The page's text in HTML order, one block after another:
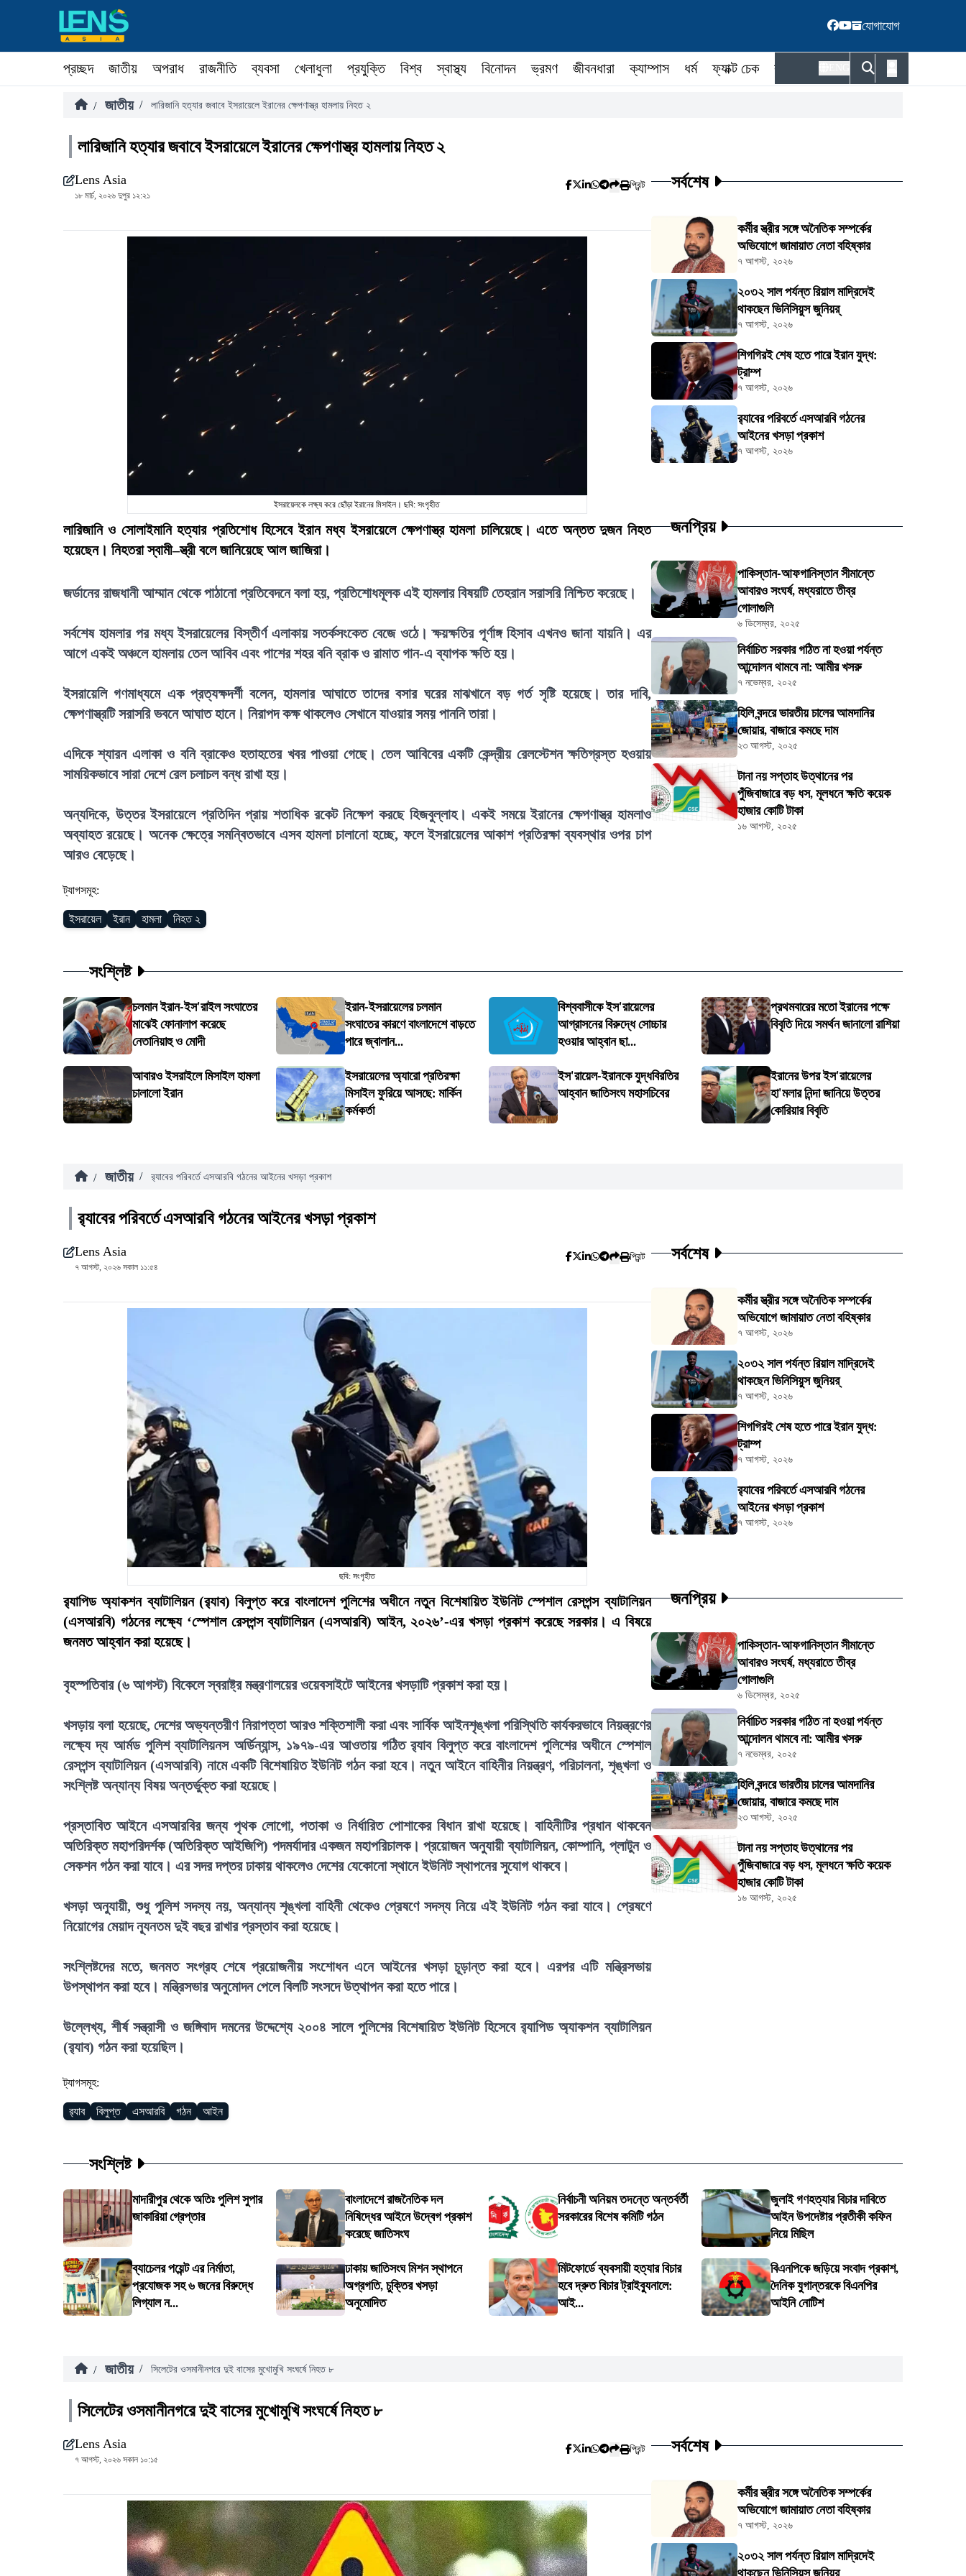
যোগাযোগ
প্রচ্ছদ জাতীয় অপরাধ রাজনীতি ব্যবসা খেলাধুলা প্রযুক্তি বিশ্ব স্বাস্থ্য বিনোদন ভ্রমণ জীবনধারা ক্যাম্পাস ধর্ম ফ্যাক্ট চেক কর্মকর্তা
/ জাতীয় / লারিজানি হত্যার জবাবে ইসরায়েলে ইরানের ক্ষেপণাস্ত্র হামলায় নিহত ২
লারিজানি হত্যার জবাবে ইসরায়েলে ইরানের ক্ষেপণাস্ত্র হামলায় নিহত ২
Lens Asia
১৮ মার্চ, ২০২৬ দুপুর ১২:২১
প্রিন্ট
ইসরায়েলকে লক্ষ্য করে ছোঁড়া ইরানের মিসাইল। ছবি: সংগৃহীত
লারিজানি ও সোলাইমানি হত্যার প্রতিশোধ হিসেবে ইরান মধ্য ইসরায়েলে ক্ষেপণাস্ত্র হামলা চালিয়েছে। এতে অন্তত দুজন নিহত
হয়েছেন। নিহতরা স্বামী–স্ত্রী বলে জানিয়েছে আল জাজিরা।
জর্ডানের রাজধানী আম্মান থেকে পাঠানো প্রতিবেদনে বলা হয়, প্রতিশোধমূলক এই হামলার বিষয়টি তেহরান সরাসরি নিশ্চিত করেছে।
সর্বশেষ হামলার পর মধ্য ইসরায়েলের বিস্তীর্ণ এলাকায় সতর্কসংকেত বেজে ওঠে। ক্ষয়ক্ষতির পূর্ণাঙ্গ হিসাব এখনও জানা যায়নি। এর
আগে একই অঞ্চলে হামলায় তেল আবিব এবং পাশের শহর বনি ব্রাক ও রামাত গান-এ ব্যাপক ক্ষতি হয়।
ইসরায়েলি গণমাধ্যমে এক প্রত্যক্ষদর্শী বলেন, হামলার আঘাতে তাদের বসার ঘরের মাঝখানে বড় গর্ত সৃষ্টি হয়েছে। তার দাবি,
ক্ষেপণাস্ত্রটি সরাসরি ভবনে আঘাত হানে। নিরাপদ কক্ষ থাকলেও সেখানে যাওয়ার সময় পাননি তারা।
এদিকে শ্যারন এলাকা ও বনি ব্রাকেও হতাহতের খবর পাওয়া গেছে। তেল আবিবের একটি কেন্দ্রীয় রেলস্টেশন ক্ষতিগ্রস্ত হওয়ায়
সাময়িকভাবে সারা দেশে রেল চলাচল বন্ধ রাখা হয়।
অন্যদিকে, উত্তর ইসরায়েলে প্রতিদিন প্রায় শতাধিক রকেট নিক্ষেপ করছে হিজবুল্লাহ। একই সময়ে ইরানের ক্ষেপণাস্ত্র হামলাও
অব্যাহত রয়েছে। অনেক ক্ষেত্রে সমন্বিতভাবে এসব হামলা চালানো হচ্ছে, ফলে ইসরায়েলের আকাশ প্রতিরক্ষা ব্যবস্থার ওপর চাপ
আরও বেড়েছে।
ট্যাগসমূহ:
ইসরায়েল ইরান হামলা নিহত ২
সর্বশেষ
কর্মীর স্ত্রীর সঙ্গে অনৈতিক সম্পর্কের
অভিযোগে জামায়াত নেতা বহিষ্কার
৭ আগস্ট, ২০২৬
২০৩২ সাল পর্যন্ত রিয়াল মাদ্রিদেই
থাকছেন ভিনিসিয়ুস জুনিয়র্
৭ আগস্ট, ২০২৬
শিগগিরই শেষ হতে পারে ইরান যুদ্ধ:
ট্রাম্প
৭ আগস্ট, ২০২৬
র‍্যাবের পরিবর্তে এসআরবি গঠনের
আইনের খসড়া প্রকাশ
৭ আগস্ট, ২০২৬
জনপ্রিয়
পাকিস্তান-আফগানিস্তান সীমান্তে
আবারও সংঘর্ষ, মধ্যরাতে তীব্র
গোলাগুলি
৬ ডিসেম্বর, ২০২৫
নির্বাচিত সরকার গঠিত না হওয়া পর্যন্ত
আন্দোলন থামবে না: আমীর খসরু
৭ নভেম্বর, ২০২৫
হিলি বন্দরে ভারতীয় চালের আমদানির
জোয়ার, বাজারে কমছে দাম
২৩ আগস্ট, ২০২৫
টানা নয় সপ্তাহ উত্থানের পর
পুঁজিবাজারে বড় ধস, মূলধনে ক্ষতি কয়েক
হাজার কোটি টাকা
১৬ আগস্ট, ২০২৫
সংশ্লিষ্ট
চলমান ইরান-ইস'রাইল সংঘাতের
মাঝেই ফোনালাপ করেছে
নেতানিয়াহু ও মোদী
ইরান-ইসরায়েলের চলমান
সংঘাতের কারণে বাংলাদেশে বাড়তে
পারে জ্বালান...
বিশ্ববাসীকে ইস'রায়েলের
আগ্রাসনের বিরুদ্ধে সোচ্চার
হওয়ার আহ্বান ছা...
প্রথমবারের মতো ইরানের পক্ষে
বিবৃতি দিয়ে সমর্থন জানালো রাশিয়া
আবারও ইসরাইলে মিসাইল হামলা
চালালো ইরান
ইসরায়েলের অ্যারো প্রতিরক্ষা
মিসাইল ফুরিয়ে আসছে: মার্কিন
কর্মকর্তা
ইস'রায়েল-ইরানকে যুদ্ধবিরতির
আহ্বান জাতিসংঘ মহাসচিবের
ইরানের উপর ইস'রায়েলের
হা'মলার নিন্দা জানিয়ে উত্তর
কোরিয়ার বিবৃতি
/ জাতীয় / র‍্যাবের পরিবর্তে এসআরবি গঠনের আইনের খসড়া প্রকাশ
র‍্যাবের পরিবর্তে এসআরবি গঠনের আইনের খসড়া প্রকাশ
Lens Asia
৭ আগস্ট, ২০২৬ সকাল ১১:৫৪
প্রিন্ট
ছবি: সংগৃহীত
র‍্যাপিড অ্যাকশন ব্যাটালিয়ন (র‍্যাব) বিলুপ্ত করে বাংলাদেশ পুলিশের অধীনে নতুন বিশেষায়িত ইউনিট স্পেশাল রেসপন্স ব্যাটালিয়ন
(এসআরবি) গঠনের লক্ষ্যে ‘স্পেশাল রেসপন্স ব্যাটালিয়ন (এসআরবি) আইন, ২০২৬’-এর খসড়া প্রকাশ করেছে সরকার। এ বিষয়ে
জনমত আহ্বান করা হয়েছে।
বৃহস্পতিবার (৬ আগস্ট) বিকেলে স্বরাষ্ট্র মন্ত্রণালয়ের ওয়েবসাইটে আইনের খসড়াটি প্রকাশ করা হয়।
খসড়ায় বলা হয়েছে, দেশের অভ্যন্তরীণ নিরাপত্তা আরও শক্তিশালী করা এবং সার্বিক আইনশৃঙ্খলা পরিস্থিতি কার্যকরভাবে নিয়ন্ত্রণের
লক্ষ্যে দ্য আর্মড পুলিশ ব্যাটালিয়নস অর্ডিন্যান্স, ১৯৭৯-এর আওতায় গঠিত র‍্যাব বিলুপ্ত করে বাংলাদেশ পুলিশের অধীনে স্পেশাল
রেসপন্স ব্যাটালিয়ন (এসআরবি) নামে একটি বিশেষায়িত ইউনিট গঠন করা হবে। নতুন আইনে বাহিনীর নিয়ন্ত্রণ, পরিচালনা, শৃঙ্খলা ও
সংশ্লিষ্ট অন্যান্য বিষয় অন্তর্ভুক্ত করা হয়েছে।
প্রস্তাবিত আইনে এসআরবির জন্য পৃথক লোগো, পতাকা ও নির্ধারিত পোশাকের বিধান রাখা হয়েছে। বাহিনীটির প্রধান থাকবেন
অতিরিক্ত মহাপরিদর্শক (অতিরিক্ত আইজিপি) পদমর্যাদার একজন মহাপরিচালক। প্রয়োজন অনুযায়ী ব্যাটালিয়ন, কোম্পানি, প্লাটুন ও
সেকশন গঠন করা যাবে। এর সদর দপ্তর ঢাকায় থাকলেও দেশের যেকোনো স্থানে ইউনিট স্থাপনের সুযোগ থাকবে।
খসড়া অনুযায়ী, শুধু পুলিশ সদস্য নয়, অন্যান্য শৃঙ্খলা বাহিনী থেকেও প্রেষণে সদস্য নিয়ে এই ইউনিট গঠন করা যাবে। প্রেষণে
নিয়োগের মেয়াদ ন্যূনতম দুই বছর রাখার প্রস্তাব করা হয়েছে।
সংশ্লিষ্টদের মতে, জনমত সংগ্রহ শেষে প্রয়োজনীয় সংশোধন এনে আইনের খসড়া চূড়ান্ত করা হবে। এরপর এটি মন্ত্রিসভায়
উপস্থাপন করা হবে। মন্ত্রিসভার অনুমোদন পেলে বিলটি সংসদে উত্থাপন করা হতে পারে।
উল্লেখ্য, শীর্ষ সন্ত্রাসী ও জঙ্গিবাদ দমনের উদ্দেশ্যে ২০০৪ সালে পুলিশের বিশেষায়িত ইউনিট হিসেবে র‍্যাপিড অ্যাকশন ব্যাটালিয়ন
(র‍্যাব) গঠন করা হয়েছিল।
ট্যাগসমূহ:
র‍্যাব বিলুপ্ত এসআরবি গঠন আইন
সর্বশেষ
কর্মীর স্ত্রীর সঙ্গে অনৈতিক সম্পর্কের
অভিযোগে জামায়াত নেতা বহিষ্কার
৭ আগস্ট, ২০২৬
২০৩২ সাল পর্যন্ত রিয়াল মাদ্রিদেই
থাকছেন ভিনিসিয়ুস জুনিয়র্
৭ আগস্ট, ২০২৬
শিগগিরই শেষ হতে পারে ইরান যুদ্ধ:
ট্রাম্প
৭ আগস্ট, ২০২৬
র‍্যাবের পরিবর্তে এসআরবি গঠনের
আইনের খসড়া প্রকাশ
৭ আগস্ট, ২০২৬
জনপ্রিয়
পাকিস্তান-আফগানিস্তান সীমান্তে
আবারও সংঘর্ষ, মধ্যরাতে তীব্র
গোলাগুলি
৬ ডিসেম্বর, ২০২৫
নির্বাচিত সরকার গঠিত না হওয়া পর্যন্ত
আন্দোলন থামবে না: আমীর খসরু
৭ নভেম্বর, ২০২৫
হিলি বন্দরে ভারতীয় চালের আমদানির
জোয়ার, বাজারে কমছে দাম
২৩ আগস্ট, ২০২৫
টানা নয় সপ্তাহ উত্থানের পর
পুঁজিবাজারে বড় ধস, মূলধনে ক্ষতি কয়েক
হাজার কোটি টাকা
১৬ আগস্ট, ২০২৫
সংশ্লিষ্ট
মাদারীপুর থেকে অতিঃ পুলিশ সুপার
জাকারিয়া গ্রেপ্তার
বাংলাদেশে রাজনৈতিক দল
নিষিদ্ধের আইনে উদ্বেগ প্রকাশ
করেছে জাতিসংঘ
নির্বাচনী অনিয়ম তদন্তে অন্তর্বর্তী
সরকারের বিশেষ কমিটি গঠন
জুলাই গণহত্যার বিচার দাবিতে
আইন উপদেষ্টার প্রতীকী কফিন
নিয়ে মিছিল
ব্যাচেলর পয়েন্ট এর নির্মাতা,
প্রযোজক সহ ৬ জনের বিরুদ্ধে
লিগ্যাল ন...
ঢাকায় জাতিসংঘ মিশন স্থাপনে
অগ্রগতি, চুক্তির খসড়া
অনুমোদিত
মিটফোর্ডে ব্যবসায়ী হত্যার বিচার
হবে দ্রুত বিচার ট্রাইব্যুনালে:
আই...
বিএনপিকে জড়িয়ে সংবাদ প্রকাশ,
দৈনিক যুগান্তরকে বিএনপির
আইনি নোটিশ
/ জাতীয় / সিলেটের ওসমানীনগরে দুই বাসের মুখোমুখি সংঘর্ষে নিহত ৮
সিলেটের ওসমানীনগরে দুই বাসের মুখোমুখি সংঘর্ষে নিহত ৮
Lens Asia
৭ আগস্ট, ২০২৬ সকাল ১০:১৫
প্রিন্ট সর্বশেষ
কর্মীর স্ত্রীর সঙ্গে অনৈতিক সম্পর্কের
অভিযোগে জামায়াত নেতা বহিষ্কার
৭ আগস্ট, ২০২৬
২০৩২ সাল পর্যন্ত রিয়াল মাদ্রিদেই
থাকছেন ভিনিসিয়ুস জুনিয়র্